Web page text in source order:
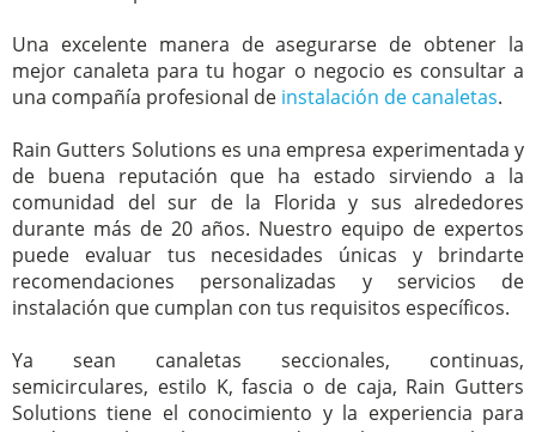
Una excelente manera de asegurarse de obtener la
mejor canaleta para tu hogar o negocio es consultar a
una compañía profesional de instalación de canaletas.
Rain Gutters Solutions es una empresa experimentada y
de buena reputación que ha estado sirviendo a la
comunidad del sur de la Florida y sus alrededores
durante más de 20 años. Nuestro equipo de expertos
puede evaluar tus necesidades únicas y brindarte
recomendaciones personalizadas y servicios de
instalación que cumplan con tus requisitos específicos.
Ya sean canaletas seccionales, continuas,
semicirculares, estilo K, fascia o de caja, Rain Gutters
Solutions tiene el conocimiento y la experiencia para